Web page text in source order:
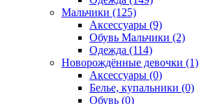
Мальчики (125)
Аксессуары (9)
Обувь Мальчики (2)
Одежда (114)
Новорождённые девочки (1)
Аксессуары (0)
Белье, купальники (0)
Обувь (0)